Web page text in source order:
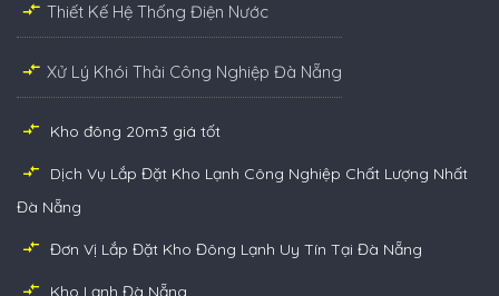
Thiết Kế Hệ Thống Điện Nước
Xử Lý Khói Thải Công Nghiệp Đà Nẵng
Kho đông 20m3 giá tốt
Dịch Vụ Lắp Đặt Kho Lạnh Công Nghiệp Chất Lượng Nhất
Đà Nẵng
Đơn Vị Lắp Đặt Kho Đông Lạnh Uy Tín Tại Đà Nẵng
Kho Lạnh Đà Nẵng